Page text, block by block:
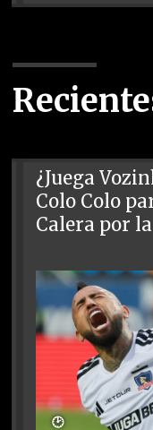
¿Juega
Colo Colo
Calera por
🕑